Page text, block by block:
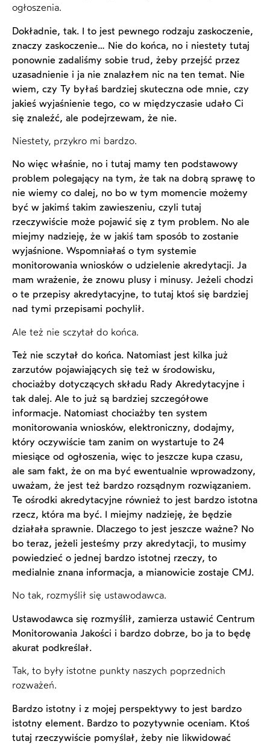
ogłoszenia.
Dokładnie, tak. I to jest pewnego rodzaju zaskoczenie,
znaczy zaskoczenie… Nie do końca, no i niestety tutaj
ponownie zadaliśmy sobie trud, żeby przejść przez
uzasadnienie i ja nie znalazłem nic na ten temat. Nie
wiem, czy Ty byłaś bardziej skuteczna ode mnie, czy
jakieś wyjaśnienie tego, co w międzyczasie udało Ci
się znaleźć, ale podejrzewam, że nie.
Niestety, przykro mi bardzo.
No więc właśnie, no i tutaj mamy ten podstawowy
problem polegający na tym, że tak na dobrą sprawę to
nie wiemy co dalej, no bo w tym momencie możemy
być w jakimś takim zawieszeniu, czyli tutaj
rzeczywiście może pojawić się z tym problem. No ale
miejmy nadzieję, że w jakiś tam sposób to zostanie
wyjaśnione. Wspomniałaś o tym systemie
monitorowania wniosków o udzielenie akredytacji. Ja
mam wrażenie, że znowu plusy i minusy. Jeżeli chodzi
o te przepisy akredytacyjne, to tutaj ktoś się bardziej
nad tymi przepisami pochylił.
Ale też nie sczytał do końca.
Też nie sczytał do końca. Natomiast jest kilka już
zarzutów pojawiających się też w środowisku,
chociażby dotyczących składu Rady Akredytacyjne i
tak dalej. Ale to już są bardziej szczegółowe
informacje. Natomiast chociażby ten system
monitorowania wniosków, elektroniczny, dodajmy,
który oczywiście tam zanim on wystartuje to 24
miesiące od ogłoszenia, więc to jeszcze kupa czasu,
ale sam fakt, że on ma być ewentualnie wprowadzony,
uważam, że jest też bardzo rozsądnym rozwiązaniem.
Te ośrodki akredytacyjne również to jest bardzo istotna
rzecz, która ma być. I miejmy nadzieję, że będzie
działała sprawnie. Dlaczego to jest jeszcze ważne? No
bo teraz, jeżeli jesteśmy przy akredytacji, to musimy
powiedzieć o jednej bardzo istotnej rzeczy, to
medialnie znana informacja, a mianowicie zostaje CMJ.
No tak, rozmyślił się ustawodawca.
Ustawodawca się rozmyślił, zamierza ustawić Centrum
Monitorowania Jakości i bardzo dobrze, bo ja to będę
akurat podkreślał.
Tak, to były istotne punkty naszych poprzednich
rozważeń.
Bardzo istotny i z mojej perspektywy to jest bardzo
istotny element. Bardzo to pozytywnie oceniam. Ktoś
tutaj rzeczywiście pomyślał, żeby nie likwidować